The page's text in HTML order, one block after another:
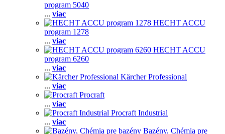
program 5040
... viac
HECHT ACCU
program 1278
... viac
HECHT ACCU
program 6260
... viac
Kärcher Professional
... viac
Procraft
... viac
Procraft Industrial
... viac
Bazény, Chémia pre